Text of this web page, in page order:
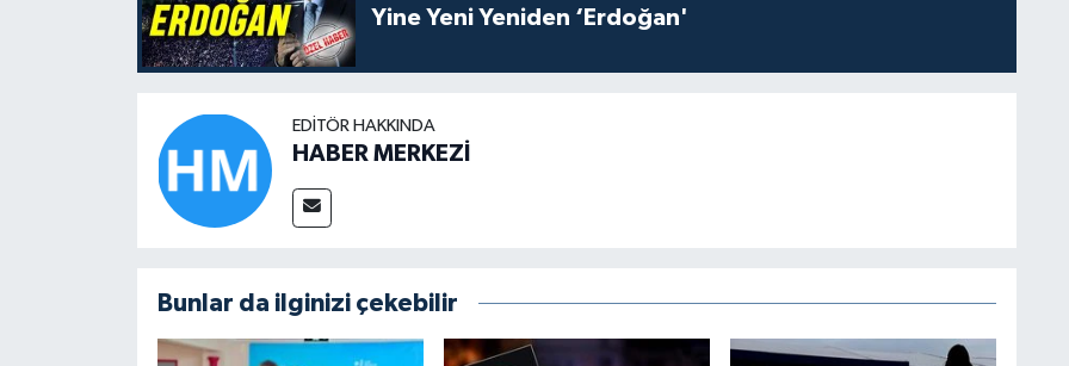
Yine Yeni Yeniden ‘Erdoğan'
EDITÖR HAKKINDA
HABER MERKEZİ
Bunlar da ilginizi çekebilir